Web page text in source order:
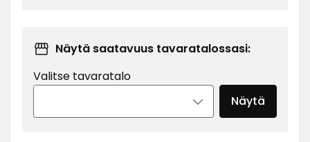
Näytä saatavuus tavaratalossasi:
Valitse tavaratalo
Näytä